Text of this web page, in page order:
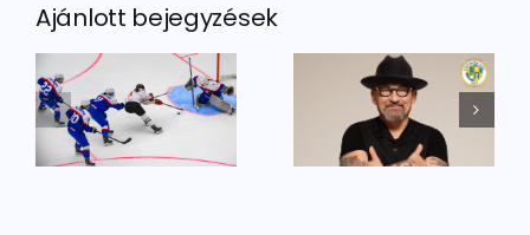
Ajánlott bejegyzések
Igazi
legenda a
Sportbál
Utánpótlás
focitornával
nyitjuk az